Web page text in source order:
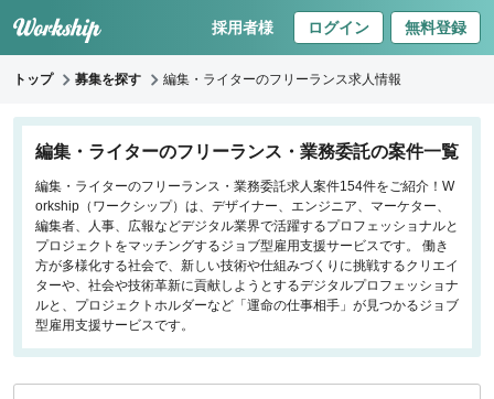
採用者様 ログイン 無料登録
トップ 募集を探す 編集・ライターのフリーランス求人情報
編集・ライターのフリーランス・業務委託の案件一覧
編集・ライターのフリーランス・業務委託求人案件154件をご紹介！W
orkship（ワークシップ）は、デザイナー、エンジニア、マーケター、
編集者、人事、広報などデジタル業界で活躍するプロフェッショナルと
プロジェクトをマッチングするジョブ型雇用支援サービスです。 働き
方が多様化する社会で、新しい技術や仕組みづくりに挑戦するクリエイ
ターや、社会や技術革新に貢献しようとするデジタルプロフェッショナ
ルと、プロジェクトホルダーなど「運命の仕事相手」が見つかるジョブ
型雇用支援サービスです。
キーワードで探す
職種
フロントエンドエンジニア
バックエンドエンジニア
インフラエンジニア
iOS/Androidアプリエンジニア
データサイエンティスト
プロジェクトマネージャー